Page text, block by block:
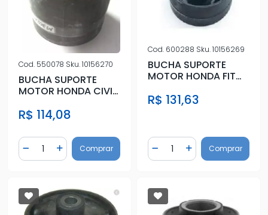
Cod. 550078 Sku.10156270
BUCHA SUPORTE
MOTOR HONDA CIVIC
(86X85X12.5)
R$ 114,08
Diminuir Quantidade
Quantidade
Adicionar Quantidade
Comprar
Cod. 600288 Sku.10156269
BUCHA SUPORTE
MOTOR HONDA FIT
(76X46X20.5)
R$ 131,63
Diminuir Quantidade
Quantidade
AdicionarComprar